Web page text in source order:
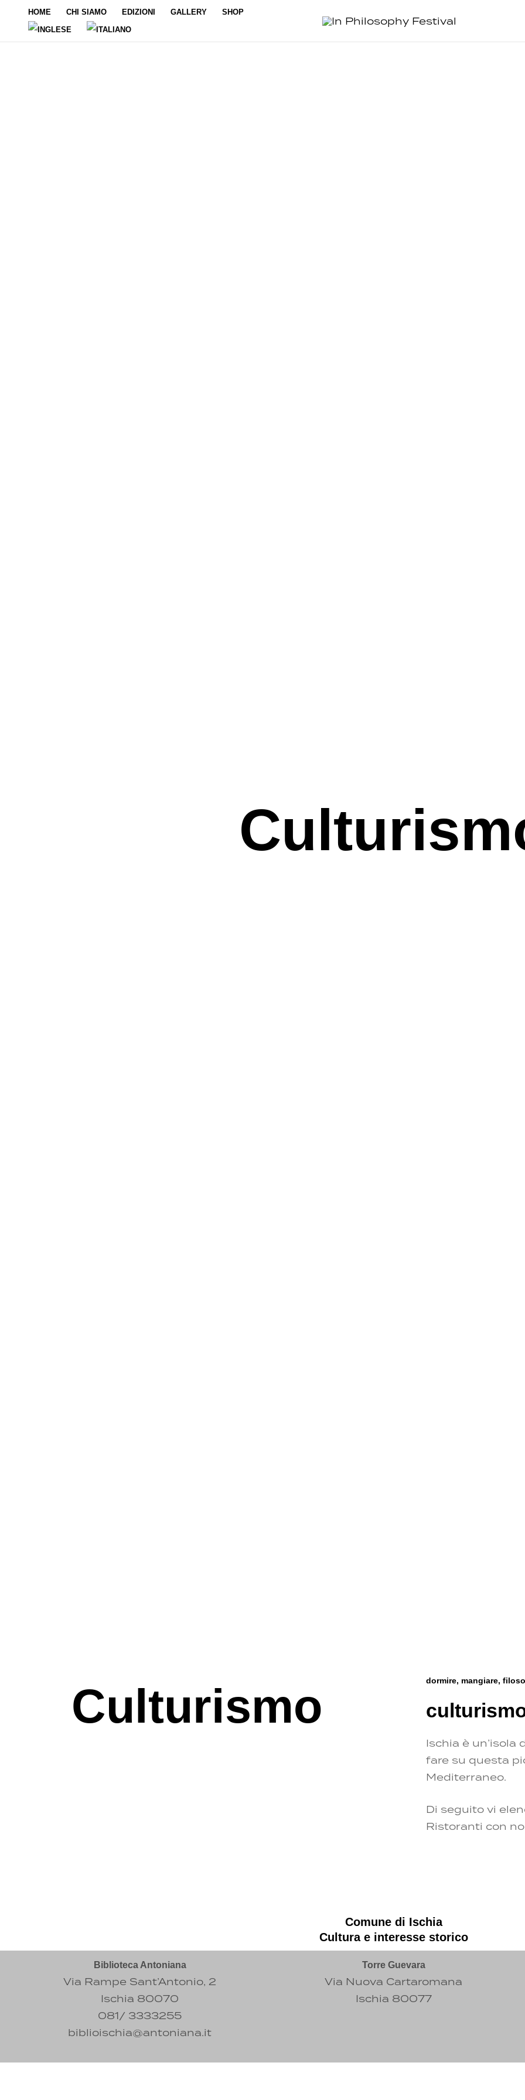
HOME CHI SIAMO EDIZIONI GALLERY SHOP
Culturismo dormire, mangiare,
Ischia è un’isola
fare su questa
Mediterraneo.
Di seguito vi
Ristoranti con
Comune di Ischia
Cultura e interesse storico
Biblioteca Antoniana
Via Rampe Sant’Antonio, 2
Ischia 80070
081/ 3333255
biblioischia@antoniana.it
Torre Guevara
Via Nuova Cartaromana
Ischia 80077